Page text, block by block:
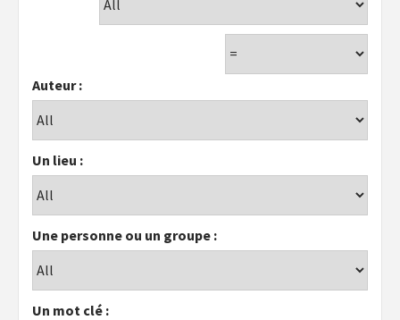
Auteur :
Un lieu :
Une personne ou un groupe :
Un mot clé :